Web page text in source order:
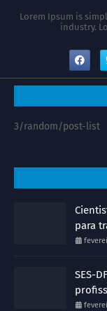
Lorem Ipsum is
industry.
3/random/post-list
para
SES-